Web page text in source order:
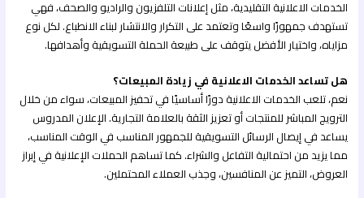
الخدمات الاعلانية التقليدية، مثل إعلانات التلفزيون والراديو والصحف، فهي
تستهدف جمهورًا واسعًا وتعتمد على التكرار والانتشار لبناء الانطباع. لكل نوع
مزاياه، واختيار الأفضل يتوقف على طبيعة الحملة التسويقية وأهدافها.
هل تساعد الخدمات الاعلانية في زيادة المبيعات؟
نعم، تلعب الخدمات الاعلانية دورًا أساسيًا في تحفيز المبيعات، سواء من خلال
الترويج المباشر للمنتجات أو تعزيز الثقة بالعلامة التجارية. الإعلان المدروس
يساعد في إيصال الرسائل التسويقية للجمهور المناسب في الوقت المناسب،
مما يزيد من احتمالية التفاعل والشراء. كما تساهم الحملات الإعلانية في إبراز
العروض، التميز عن المنافسين، وجذب العملاء المحتملين.